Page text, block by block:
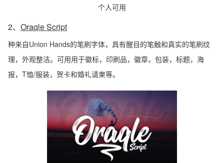
个人可用
2、 Oraqle Script
种来自Union Hands的笔刷字体，具有醒目的笔触和真实的笔刷纹
理，外观整洁。可用用于徽标，印刷品，徽章，包装，标题，海
报，T恤/服装，贺卡和婚礼请柬等。